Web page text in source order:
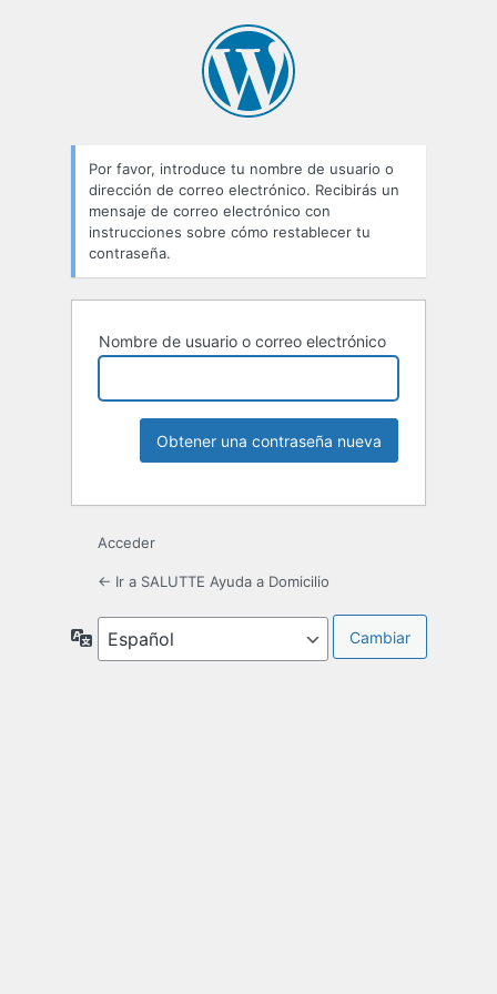
Por favor, introduce tu nombre de usuario o
dirección de correo electrónico. Recibirás un
mensaje de correo electrónico con
instrucciones sobre cómo restablecer tu
contraseña.
Nombre de usuario o correo electrónico
Acceder
← Ir a SALUTTE Ayuda a Domicilio
Idioma